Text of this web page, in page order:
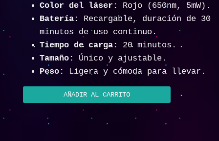
Color del láser:
Rojo (650nm, 5mW).
Batería:
Recargable, duración de 30
minutos de uso continuo.
Tiempo de carga:
20 minutos.
Tamaño:
Único y ajustable.
Peso:
Ligera y cómoda para llevar.
AÑADIR AL CARRITO